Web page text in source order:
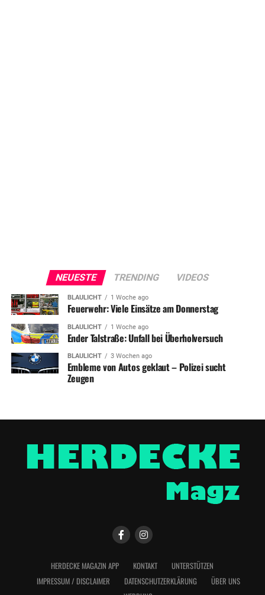
NEUESTE TRENDING VIDEOS
BLAULICHT 1 Woche ago
Feuerwehr: Viele Einsätze am Donnerstag
BLAULICHT 1 Woche ago
Ender Talstraße: Unfall bei Überholversuch
BLAULICHT 3 Wochen ago
Embleme von Autos geklaut – Polizei sucht
Zeugen
HERDECKE MAGAZIN APP KONTAKT
UNTERSTÜTZEN
IMPRESSUM / DISCLAIMER
DATENSCHUTZERKLÄRUNG
ÜBER UNS